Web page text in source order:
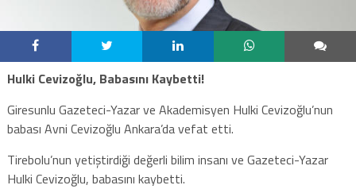
Hulki Cevizoğlu, Babasını Kaybetti!
Giresunlu Gazeteci-Yazar ve Akademisyen Hulki Cevizoğlu’nun
babası Avni Cevizoğlu Ankara’da vefat etti.
Tirebolu’nun yetiştirdiği değerli bilim insanı ve Gazeteci-Yazar
Hulki Cevizoğlu, babasını kaybetti.